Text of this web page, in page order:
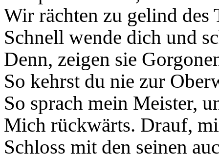
Wir rächten zu gelind
Schnell wende dich und
Denn, zeigen sie
So kehrst du nie zur
So sprach mein Meister,
Mich rückwärts. Drauf,
Schloss mit den seinen